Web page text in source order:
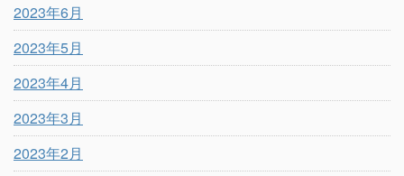
2023年6月
2023年5月
2023年4月
2023年3月
2023年2月